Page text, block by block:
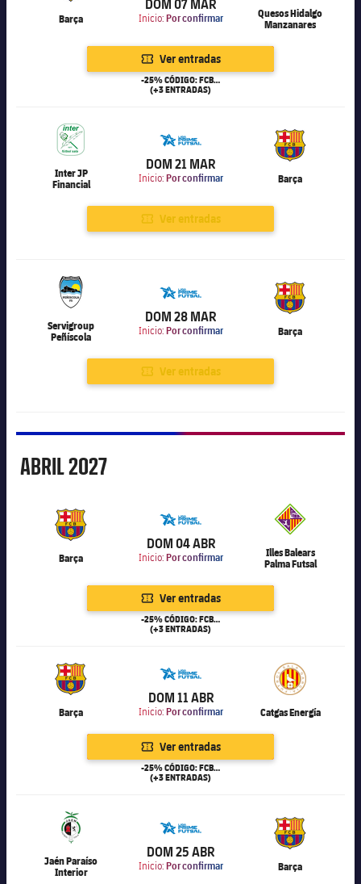
Barça
DOM 07 MAR
Inicio: Por confirmar
Quesos Hidalgo
Manzanares
Ver entradas
-25% CÓDIGO: FCB25
(+3 ENTRADAS)
Inter JP
Financial
6.000
DOM 21 MAR
Inicio: Por confirmar Barça
Ver entradas
Servigroup
Peñíscola
6.000
DOM 28 MAR
Inicio: Por confirmar Barça
Ver entradas
Abril
ABRIL2027
Barça
6.000
DOM 04 ABR
Inicio: Por confirmar
Illes Balears
Palma Futsal
Ver entradas
-25% CÓDIGO: FCB25
(+3 ENTRADAS)
Barça
6.000
DOM 11 ABR
Inicio: Por confirmar Catgas Energía
Ver entradas
-25% CÓDIGO: FCB25
(+3 ENTRADAS)
Jaén Paraíso
Interior
6.000
DOM 25 ABR
Inicio: Por confirmar Barça